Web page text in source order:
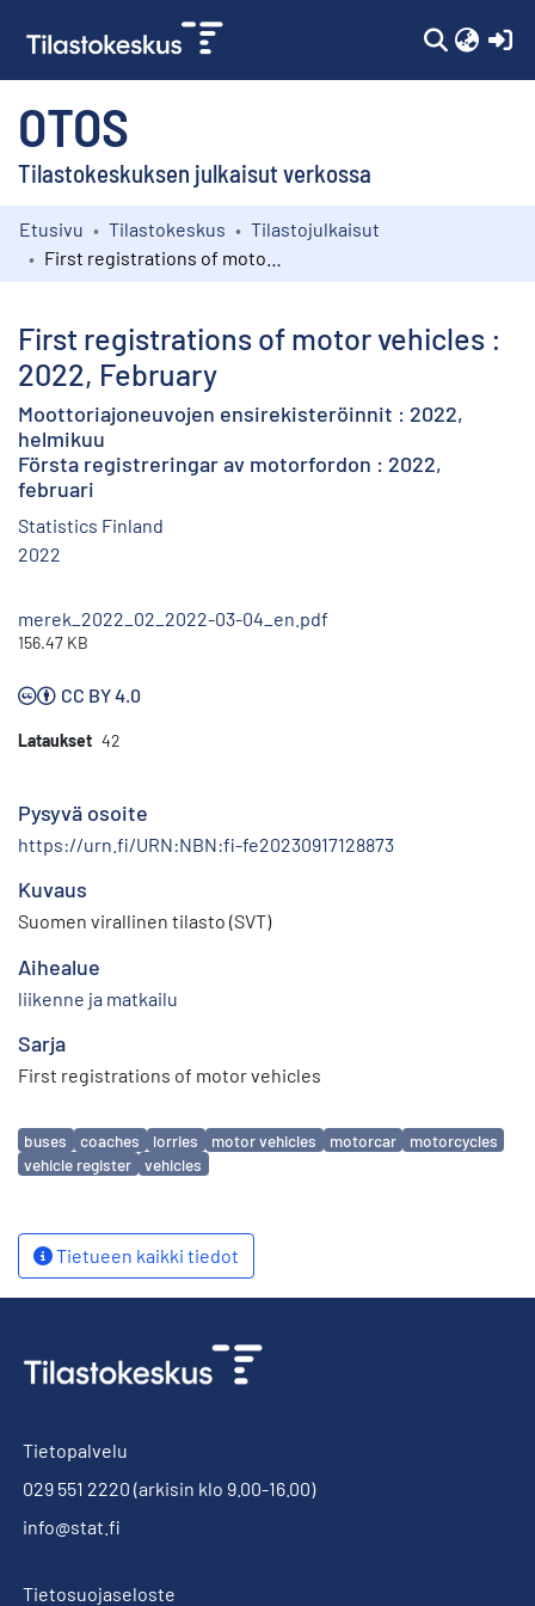
OTOS
Tilastokeskuksen julkaisut verkossa
Kokoelmat
Etusivu Tilastokeskus
Tilastojulkaisut
First registrations of motor vehicles :
2022, February
Moottoriajoneuvojen ensirekisteröinnit : 2022,
helmikuu
Första registreringar av motorfordon : 2022,
februari
Statistics Finland
2022
merek_2022_02_2022-03-04_en.pdf
156.47 KB
CC BY 4.0
Lataukset 42
Pysyvä osoite
https://urn.fi/URN:NBN:fi-fe20230917128873
Kuvaus
Suomen virallinen tilasto (SVT)
Aihealue
liikenne ja matkailu
Sarja
First registrations of motor vehicles
Avainsanat
buses coaches lorries motor vehicles motorcar
motorcycles
vehicle register
vehicles
Tietueen kaikki tiedot
Tietopalvelu
029 551 2220 (arkisin klo 9.00-16.00)
info@stat.fi
Tietosuojaseloste